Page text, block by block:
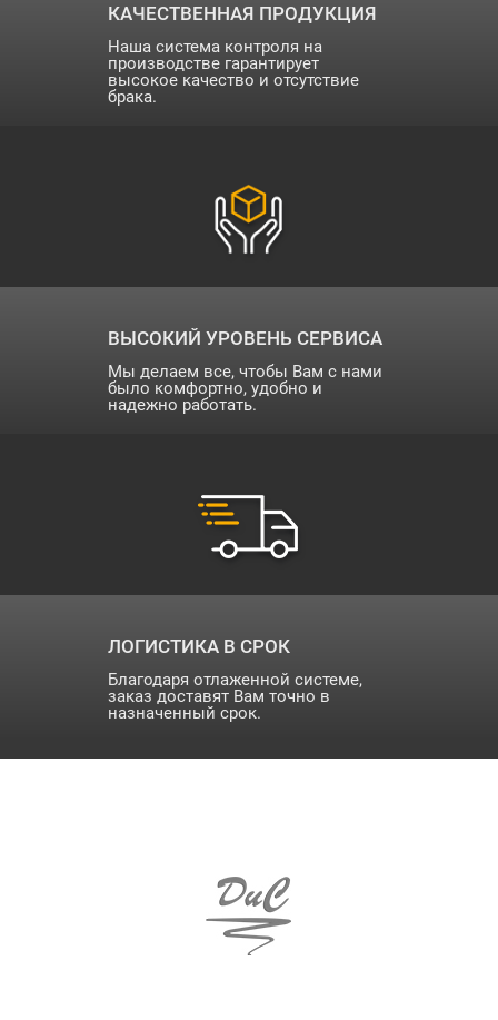
КАЧЕСТВЕННАЯ ПРОДУКЦИЯ
Наша система контроля на
производстве гарантирует
высокое качество и отсутствие
брака.
ВЫСОКИЙ УРОВЕНЬ СЕРВИСА
Мы делаем все, чтобы Вам с нами
было комфортно, удобно и
надежно работать.
ЛОГИСТИКА В СРОК
Благодаря отлаженной системе,
заказ доставят Вам точно в
назначенный срок.